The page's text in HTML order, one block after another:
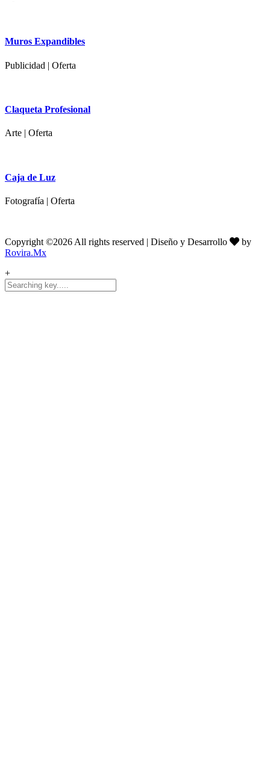
Muros Expandibles
Publicidad | Oferta
Claqueta Profesional
Arte | Oferta
Caja de Luz
Fotografía | Oferta
Copyright ©2026 All rights reserved | Diseño y Desarrollo
by
Rovira.Mx
+